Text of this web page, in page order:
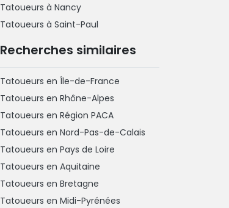
Tatoueurs à Nancy
Tatoueurs à Saint-Paul
Recherches similaires
Tatoueurs en Île-de-France
Tatoueurs en Rhône-Alpes
Tatoueurs en Région PACA
Tatoueurs en Nord-Pas-de-Calais
Tatoueurs en Pays de Loire
Tatoueurs en Aquitaine
Tatoueurs en Bretagne
Tatoueurs en Midi-Pyrénées